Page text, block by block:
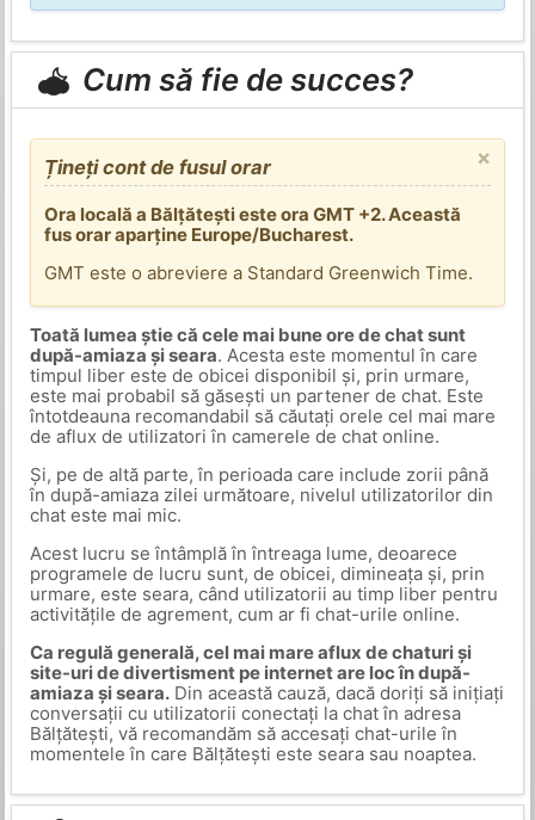
Cum să fie de succes?
×
Țineți cont de fusul orar
Ora locală a Bălțătești este ora GMT +2. Această
fus orar aparține Europe/Bucharest.
GMT este o abreviere a Standard Greenwich Time.
Toată lumea știe că cele mai bune ore de chat sunt
după-amiaza și seara. Acesta este momentul în care
timpul liber este de obicei disponibil și, prin urmare,
este mai probabil să găsești un partener de chat. Este
întotdeauna recomandabil să căutați orele cel mai mare
de aflux de utilizatori în camerele de chat online.
Și, pe de altă parte, în perioada care include zorii până
în după-amiaza zilei următoare, nivelul utilizatorilor din
chat este mai mic.
Acest lucru se întâmplă în întreaga lume, deoarece
programele de lucru sunt, de obicei, dimineața și, prin
urmare, este seara, când utilizatorii au timp liber pentru
activitățile de agrement, cum ar fi chat-urile online.
Ca regulă generală, cel mai mare aflux de chaturi și
site-uri de divertisment pe internet are loc în după-
amiaza și seara.Din această cauză, dacă doriți să inițiați
conversații cu utilizatorii conectați la chat în adresa
Bălțătești, vă recomandăm să accesați chat-urile în
momentele în care Bălțătești este seara sau noaptea.